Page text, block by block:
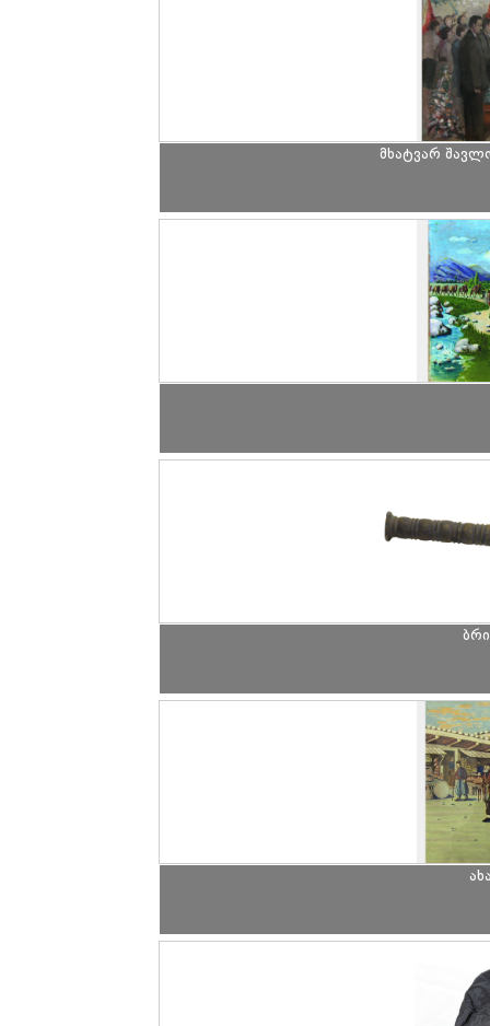
მხატვარ